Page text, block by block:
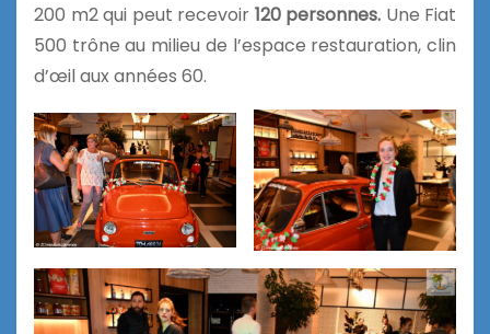
200 m2 qui peut recevoir 120 personnes. Une Fiat
500 trône au milieu de l’espace restauration, clin
d’œil aux années 60.